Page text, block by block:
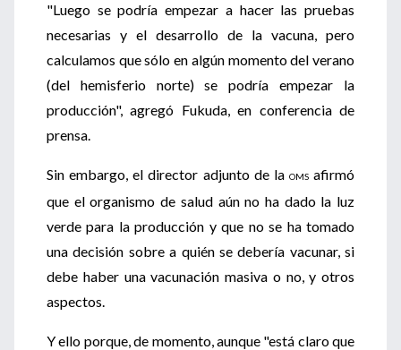
"Luego se podría empezar a hacer las pruebas
necesarias y el desarrollo de la vacuna, pero
calculamos que sólo en algún momento del verano
(del hemisferio norte) se podría empezar la
producción", agregó Fukuda, en conferencia de
prensa.
Sin embargo, el director adjunto de la OMSafirmó
que el organismo de salud aún no ha dado la luz
verde para la producción y que no se ha tomado
una decisión sobre a quién se debería vacunar, si
debe haber una vacunación masiva o no, y otros
aspectos.
Y ello porque, de momento, aunque "está claro que